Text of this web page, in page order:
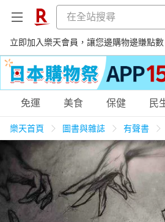
立即加入樂天會員，讓您邊購物邊賺點數
購物網分類
天天免運 美食蛋糕
居家生活 3C家電 運
免運 美食 保健 民
樂天首頁 圖書與雜誌 有聲書